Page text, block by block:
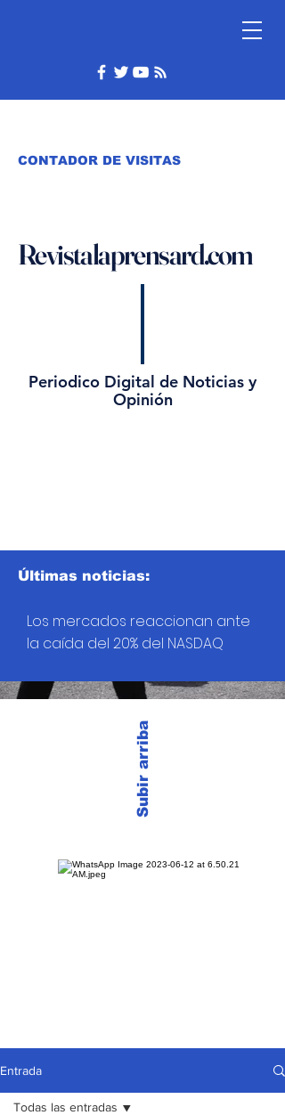
CONTADOR DE VISITAS
Revistalaprensard.com
Periodico Digital de Noticias y
Opinión
Subir arriba
Últimas noticias:
Los mercados reaccionan ante
la caída del 20% del NASDAQ
Entrada
Todas las entradas